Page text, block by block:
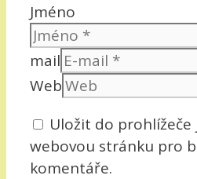
Jméno
mail
Web
Uložit do prohlížeče
webovou stránku pro
komentáře.